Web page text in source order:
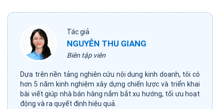
Tác giả
NGUYỄN THU GIANG
Biên tập viên
Dựa trên nền tảng nghiên cứu nội dung kinh doanh, tôi có
hơn 5 năm kinh nghiệm xây dựng chiến lược và triển khai
bài viết giúp nhà bán hàng nắm bắt xu hướng, tối ưu hoạt
động và ra quyết định hiệu quả.